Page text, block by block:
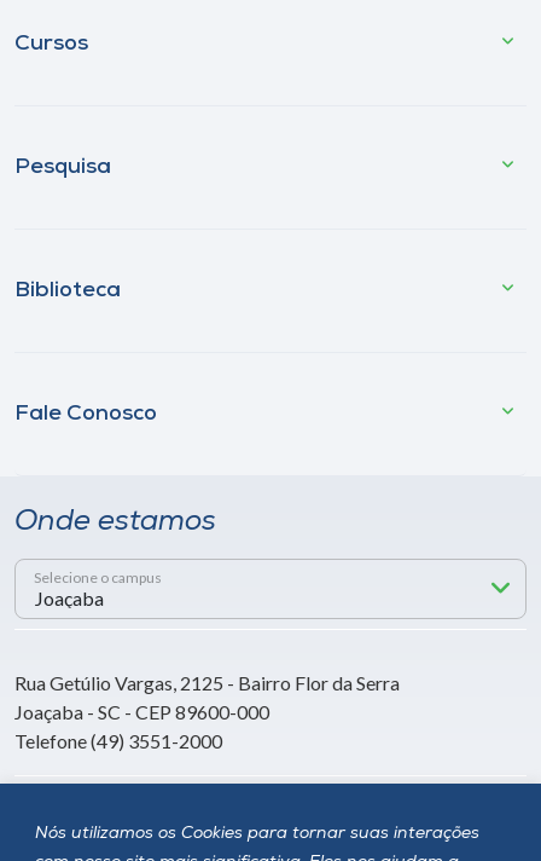
Nós utilizamos os Cookies para tornar suas interações
Cursos
Pesquisa
Biblioteca
Fale Conosco
Onde estamos
Selecione o campus
Rua Getúlio Vargas, 2125 - Bairro Flor da Serra
Joaçaba - SC - CEP 89600-000
Telefone (49) 3551-2000
Siga a Unoesc